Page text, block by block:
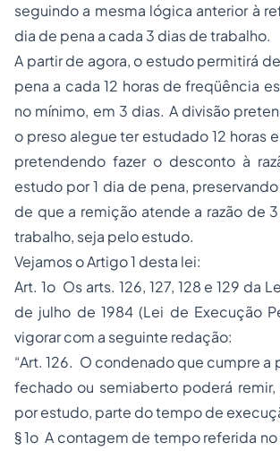
seguindo a mesma lógica anterior à
dia de pena a cada 3 dias de trabalho.
A partir de agora, o estudo permitirá
pena a cada 12 horas de freqüência
no mínimo, em 3 dias. A divisão
o preso alegue ter estudado 12 horas
pretendendo fazer o desconto à
estudo por 1 dia de pena,
de que a remição atende a razão de
trabalho, seja pelo estudo.
Vejamos o Artigo 1 desta lei:
Art. 1o Os arts. 126, 127, 128 e 129 da
de julho de 1984 (Lei de Execução
vigorar com a seguinte redação:
“Art. 126. O condenado que cumpre a
fechado ou semiaberto poderá
por estudo, parte do tempo de
§ 1o A contagem de tempo referida